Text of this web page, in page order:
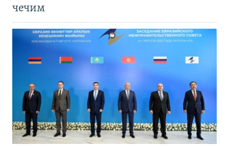
чечим